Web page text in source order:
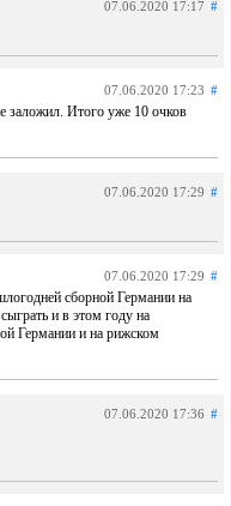
07.06.2020 17:17 #
07.06.2020 17:23 #
заложил. Итого уже 10 очков
07.06.2020 17:29 #
07.06.2020 17:29 #
сборной Германии на
и в этом году на
Германии и на рижском
07.06.2020 17:36 #